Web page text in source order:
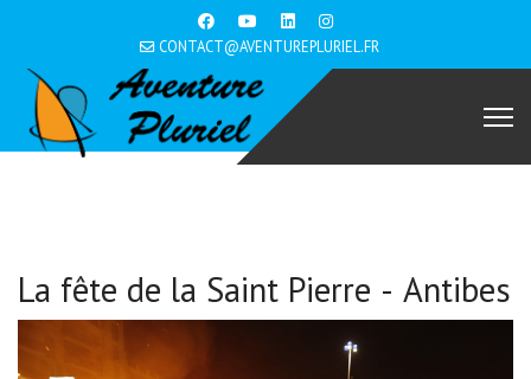
CONTACT@AVENTUREPLURIEL.FR
La fête de la Saint Pierre - Antibes